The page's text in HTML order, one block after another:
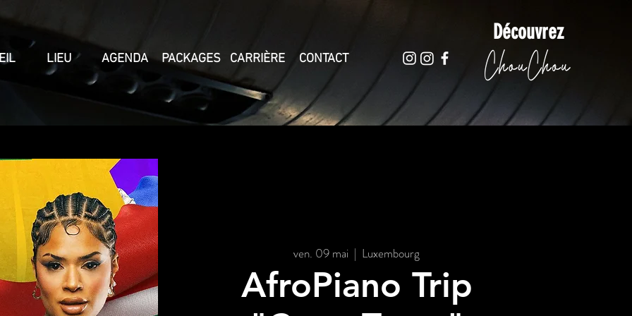
Découvrez
LIEU AGENDA PACKAGES CARRIÈRE CONTACT
ven. 09 mai
  |
Luxembourg
AfroPiano Trip